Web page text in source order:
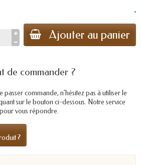
.
Ajouter au panier
de commander ?
passer commande, n'hésitez pas à utiliser le
sur le bouton ci-dessous. Notre service
vous répondre.
?